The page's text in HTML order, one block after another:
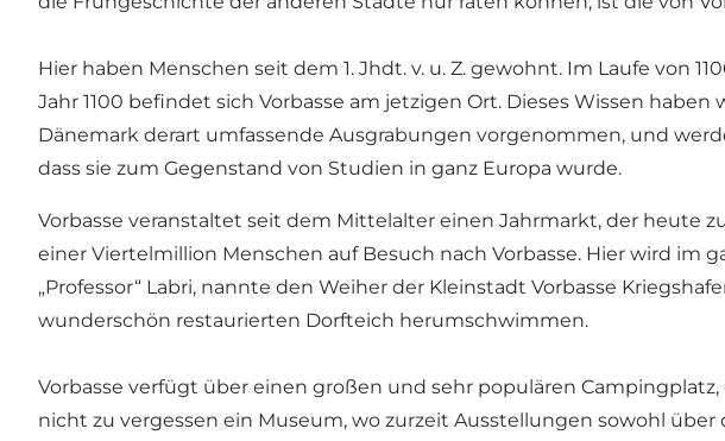
Hier haben Menschen seit dem 1. Jhdt. v. u. Z. gewohnt. Im Laufe von
Jahr 1100 befindet sich Vorbasse am jetzigen Ort. Dieses Wissen
Dänemark derart umfassende Ausgrabungen vorgenommen, und
dass sie zum Gegenstand von Studien in ganz Europa wurde.
Vorbasse veranstaltet seit dem Mittelalter einen Jahrmarkt, der heute
einer Viertelmillion Menschen auf Besuch nach Vorbasse. Hier wird
„Professor“ Labri, nannte den Weiher der Kleinstadt Vorbasse
wunderschön restaurierten Dorfteich herumschwimmen.
Vorbasse verfügt über einen großen und sehr populären
nicht zu vergessen ein Museum, wo zurzeit Ausstellungen sowohl